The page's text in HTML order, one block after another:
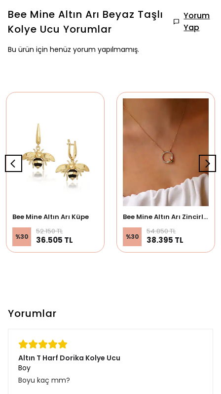
Bee Mine Altın Arı Beyaz Taşlı
Kolye Ucu Yorumlar
Yorum
Yap
Bu ürün için henüz yorum yapılmamış.
Bee Mine Altın Arı Küpe
%30
52.150 TL
36.505 TL
Bee Mine Altın Arı Zincirli Kolye
%30
54.850 TL
38.395 TL
Yorumlar
Altın T Harf Dorika Kolye Ucu
Boy
Boyu kaç mm?